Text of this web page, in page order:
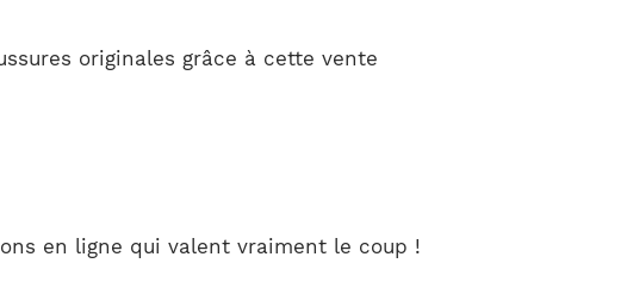
originales grâce à cette vente
en ligne qui valent vraiment le coup !